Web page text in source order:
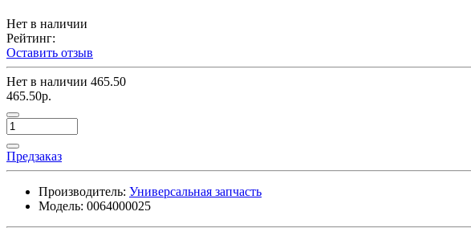
Нет в наличии
Рейтинг:
Оставить отзыв
Нет в наличии 465.50
465.50р.
Предзаказ
Производитель: Универсальная запчасть
Модель: 0064000025